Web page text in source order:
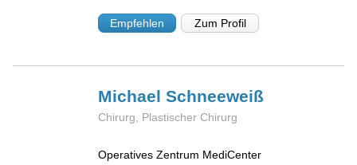
Empfehlen Zum Profil
MichaelSchneeweiß
Chirurg, Plastischer Chirurg
Operatives Zentrum MediCenter